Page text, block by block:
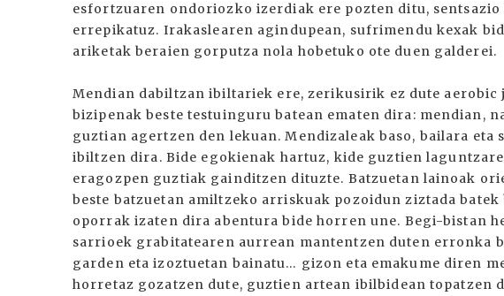
esfortzuaren ondoriozko izerdiak ere pozten ditu,
errepikatuz. Irakaslearen agindupean, sufrimendu kexak
ariketak beraien gorputza nola hobetuko ote duen galderei.
Mendian dabiltzan ibiltariek ere, zerikusirik ez dute
bizipenak beste testuinguru batean ematen dira: mendian,
guztian agertzen den lekuan. Mendizaleak baso, bailara eta
ibiltzen dira. Bide egokienak hartuz, kide guztien
eragozpen guztiak gainditzen dituzte. Batzuetan lainoak
beste batzuetan amiltzeko arriskuak pozoidun ziztada
oporrak izaten dira abentura bide horren une. Begi-bistan
sarrioek grabitatearen aurrean mantentzen duten erronka
garden eta izoztuetan bainatu… gizon eta emakume diren
horretaz gozatzen dute, guztien artean ibilbidean topatzen